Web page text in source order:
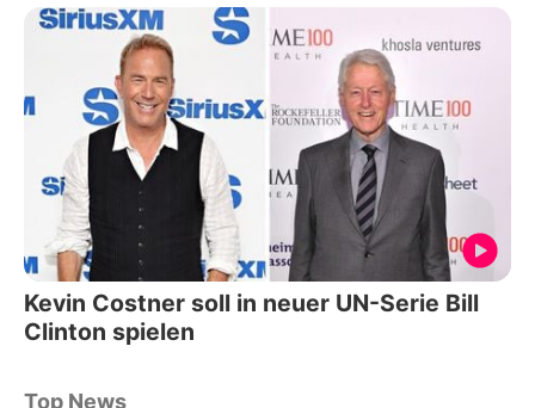
Kevin Costner soll in neuer UN-Serie Bill
Clinton spielen
Top News